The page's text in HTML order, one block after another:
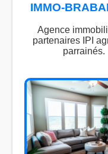
IMMO-
Agence
partenaires IPI
parrainés.